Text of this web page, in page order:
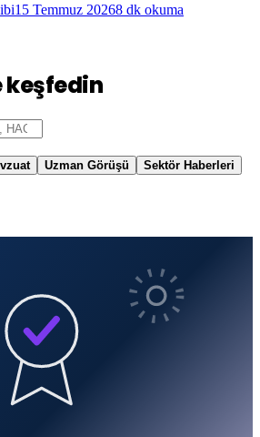
15 Temmuz 20268 dk okuma
keşfedin
Uzman Görüşü Sektör Haberleri